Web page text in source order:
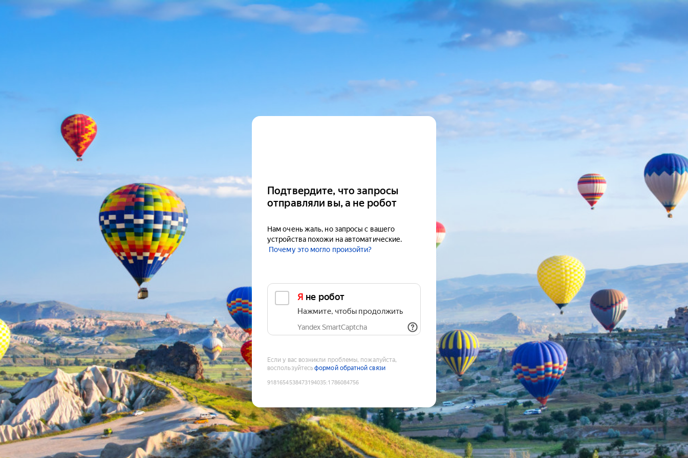
Подтвердите, что запросы
отправляли вы, а не робот
Нам очень жаль, но запросы с вашего
устройства похожи на автоматические.
Почему это могло произойти?
Я не робот
Нажмите, чтобы продолжить
Yandex SmartCaptcha
Если у вас возникли проблемы, пожалуйста,
воспользуйтесьформой обратной связи
9181654538473194035:1786084756